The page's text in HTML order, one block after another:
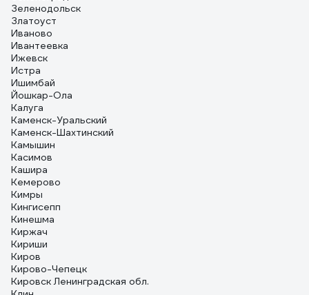
Зеленодольск
Златоуст
Иваново
Ивантеевка
Ижевск
Истра
Ишимбай
Йошкар-Ола
Калуга
Каменск-Уральский
Каменск-Шахтинский
Камышин
Касимов
Кашира
Кемерово
Кимры
Кингисепп
Кинешма
Киржач
Кириши
Киров
Кирово-Чепецк
Кировск Ленинградская обл.